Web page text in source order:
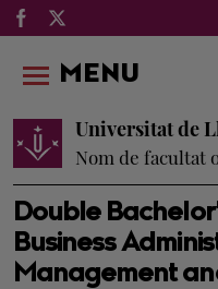
Double
Business
Management
Universitat de
Nom de facultat
MENU